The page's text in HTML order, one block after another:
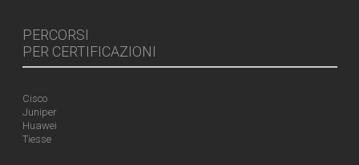
PERCORSI
PER CERTIFICAZIONI
Cisco
Juniper
Huawei
Tiesse